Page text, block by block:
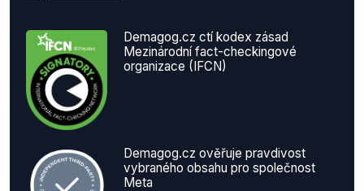
Demagog.cz ctí kodex zásad
Mezinárodní fact-checkingové
organizace (IFCN)
Demagog.cz ověřuje pravdivost
vybraného obsahu pro společnost
Meta